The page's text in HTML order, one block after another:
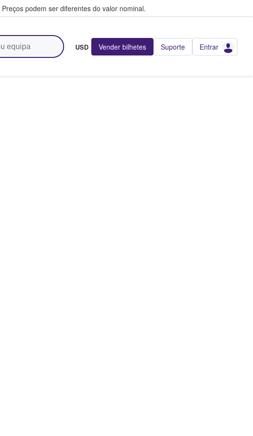
Preços podem ser diferentes do valor nominal.
USD Vender bilhetes Suporte Entrar